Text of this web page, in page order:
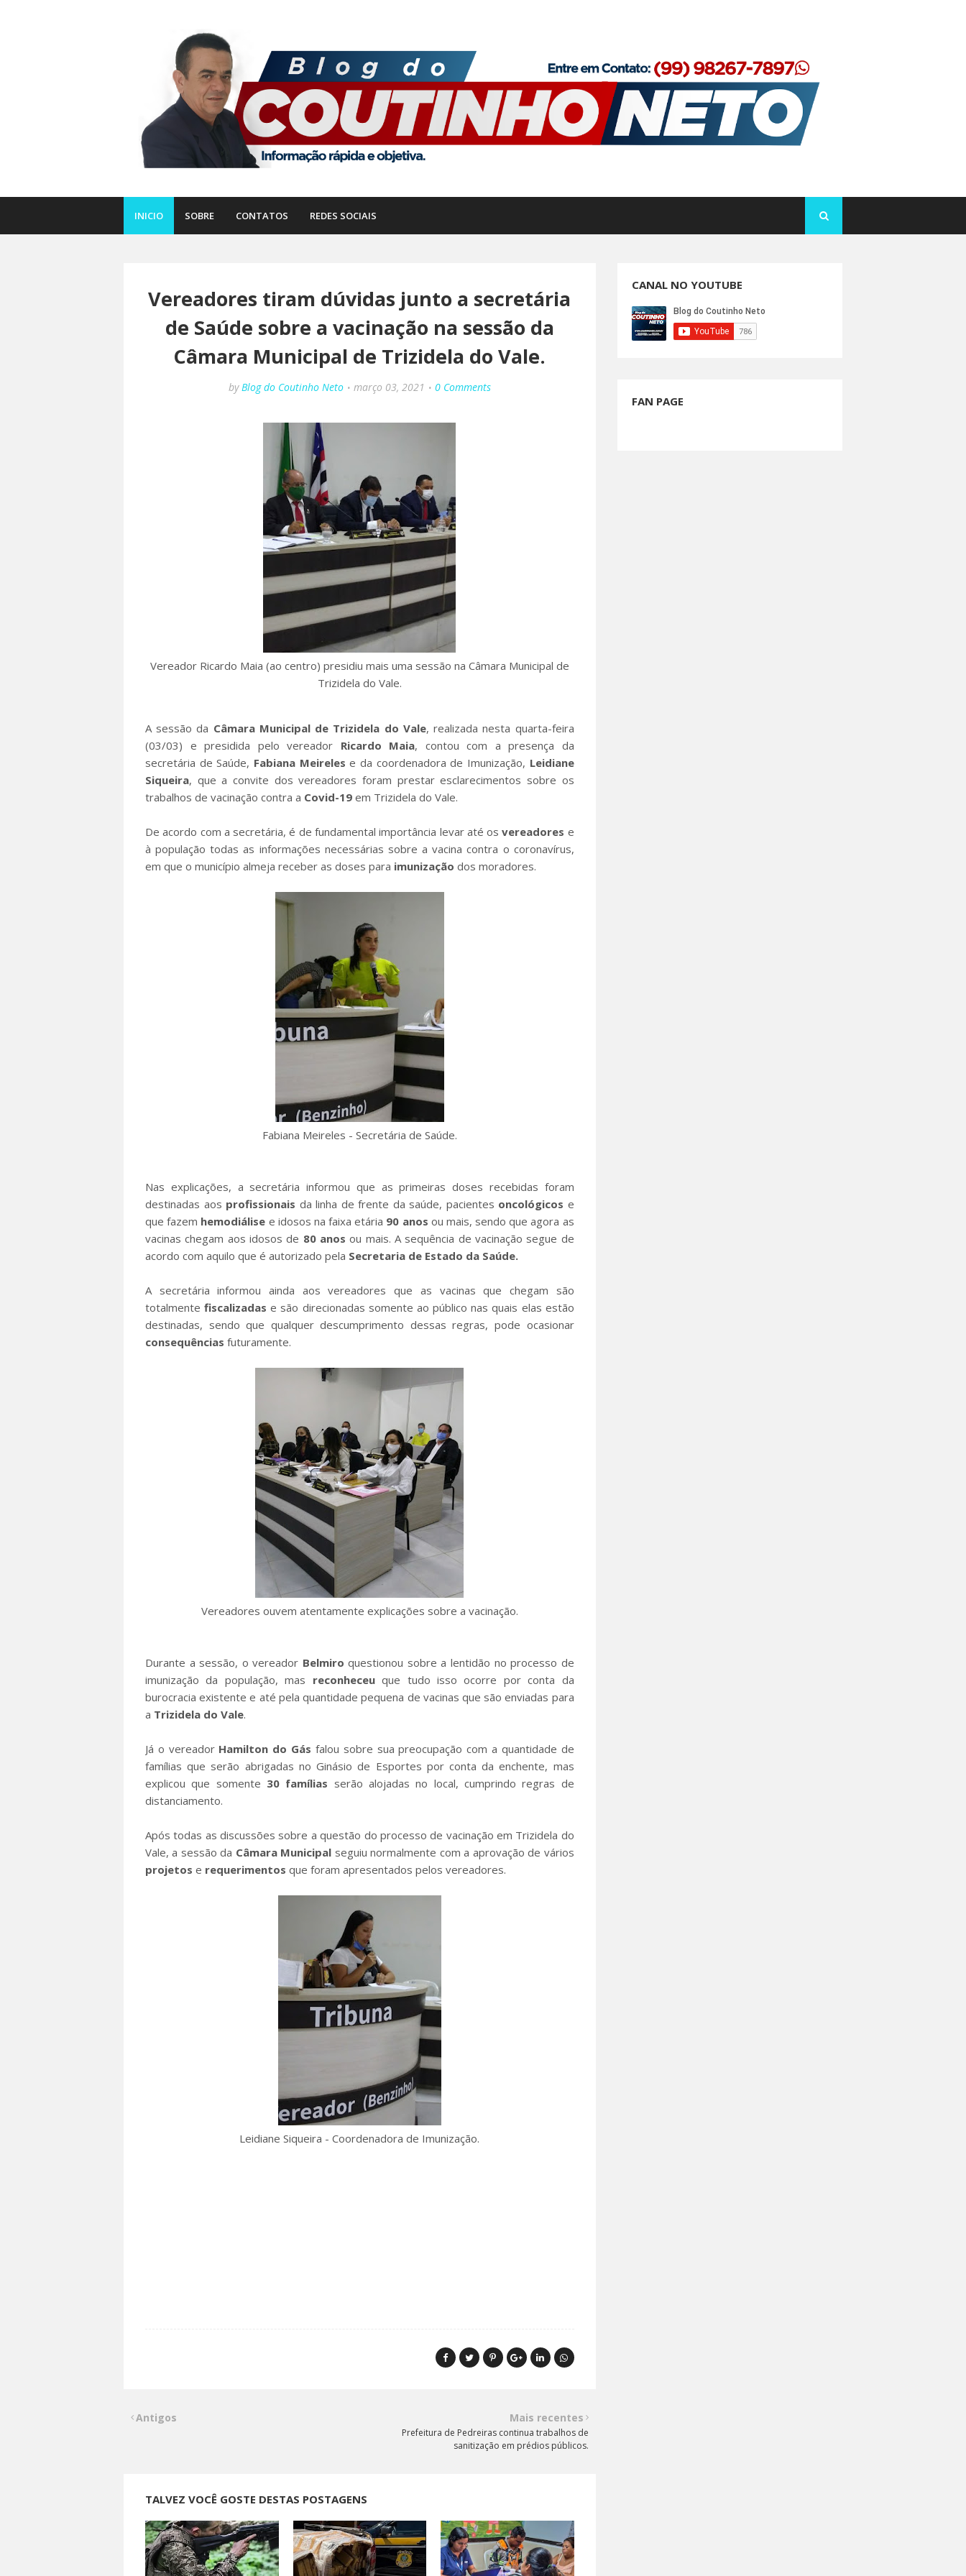
INICIO SOBRE CONTATOS REDES SOCIAIS
Vereadores tiram dúvidas junto a secretária
de Saúde sobre a vacinação na sessão da
Câmara Municipal de Trizidela do Vale.
by Blog do Coutinho Neto março 03, 2021 0 Comments
Vereador Ricardo Maia (ao centro) presidiu mais uma sessão na Câmara Municipal de
Trizidela do Vale.
A sessão da Câmara Municipal de Trizidela do Vale, realizada nesta quarta-feira
(03/03) e presidida pelo vereador Ricardo Maia, contou com a presença da
secretária de Saúde, Fabiana Meireles e da coordenadora de Imunização, Leidiane
Siqueira, que a convite dos vereadores foram prestar esclarecimentos sobre os
trabalhos de vacinação contra a Covid-19 em Trizidela do Vale.
De acordo com a secretária, é de fundamental importância levar até osvereadores e
à população todas as informações necessárias sobre a vacina contra o coronavírus,
em que o município almeja receber as doses para imunização dos moradores.
Fabiana Meireles - Secretária de Saúde.
Nas explicações, a secretária informou que as primeiras doses recebidas foram
destinadas aos profissionais da linha de frente da saúde, pacientes oncológicos e
que fazem hemodiálise e idosos na faixa etária 90 anos ou mais, sendo que agora as
vacinas chegam aos idosos de 80 anos ou mais. A sequência de vacinação segue de
acordo com aquilo que é autorizado pela Secretaria de Estado da Saúde.
A secretária informou ainda aos vereadores que as vacinas que chegam são
totalmentefiscalizadas e são direcionadas somente ao público nas quais elas estão
destinadas, sendo que qualquer descumprimento dessas regras, pode ocasionar
consequências futuramente.
Vereadores ouvem atentamente explicações sobre a vacinação.
Durante a sessão, o vereador Belmiro questionou sobre a lentidão no processo de
imunização da população, mas reconheceuque tudo isso ocorre por conta da
burocracia existente e até pela quantidade pequena de vacinas que são enviadas para
a Trizidela do Vale.
Já o vereador Hamilton do Gás falou sobre sua preocupação com a quantidade de
famílias que serão abrigadas no Ginásio de Esportes por conta da enchente, mas
explicou que somente 30 famílias serão alojadas no local, cumprindo regras de
distanciamento.
Após todas as discussões sobre a questão do processo de vacinação em Trizidela do
Vale, a sessão da Câmara Municipal seguiu normalmente com a aprovação de vários
projetos e requerimentos que foram apresentados pelos vereadores.
Leidiane Siqueira - Coordenadora de Imunização.
Mais recentes
Prefeitura de Pedreiras continua trabalhos de
sanitização em prédios públicos.
Antigos
TALVEZ VOCÊ GOSTE DESTAS POSTAGENS
CANAL NO YOUTUBE
FAN PAGE